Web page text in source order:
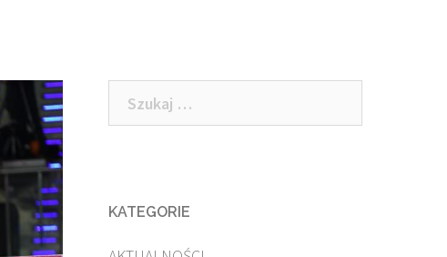
Szukaj:
KATEGORIE